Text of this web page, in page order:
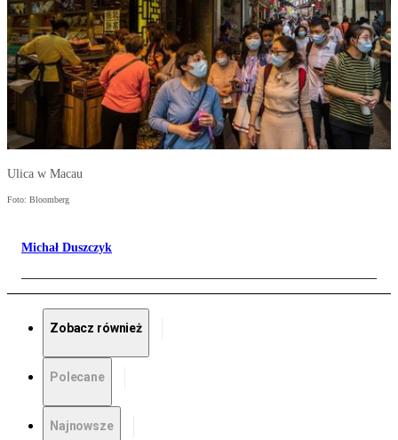
Ulica w Macau
Foto: Bloomberg
Michał Duszczyk
Zobacz również
Polecane
Najnowsze